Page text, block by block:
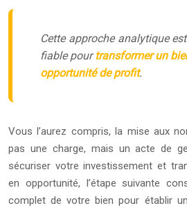
Cette approche analytique
fiable pour transformer un
opportunité de profit.
Vous l’aurez compris, la mise aux
pas une charge, mais un acte de
sécuriser votre investissement et
en opportunité, l’étape suivante
complet de votre bien pour établir